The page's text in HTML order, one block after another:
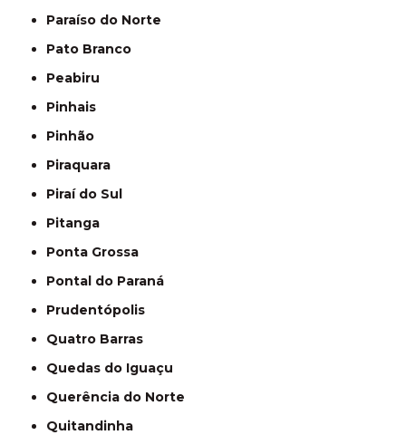
Paraíso do Norte
Pato Branco
Peabiru
Pinhais
Pinhão
Piraquara
Piraí do Sul
Pitanga
Ponta Grossa
Pontal do Paraná
Prudentópolis
Quatro Barras
Quedas do Iguaçu
Querência do Norte
Quitandinha